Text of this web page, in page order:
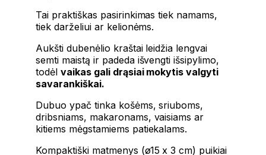
Tai praktiškas pasirinkimas tiek namams,
tiek darželiui ar kelionėms.
Aukšti dubenėlio kraštai leidžia lengvai
semti maistą ir padeda išvengti išsipylimo,
todėl vaikas gali drąsiai mokytis valgyti
savarankiškai.
Dubuo ypač tinka košėms, sriuboms,
dribsniams, makaronams, vaisiams ar
kitiems mėgstamiems patiekalams.
Kompaktiški matmenys (ø15 x 3 cm) puikiai